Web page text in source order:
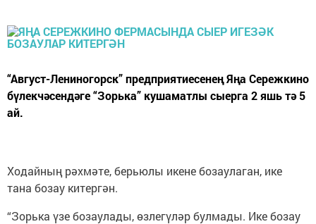
“Август-Лениногорск” предприятиесенең Яңа Сережкино
бүлекчәсендәге “Зорька” кушаматлы сыерга 2 яшь тә 5
ай.
Ходайның рәхмәте, берьюлы икене бозаулаган, ике
тана бозау китергән.
“Зорька үзе бозаулады, өзлегүләр булмады. Ике бозау